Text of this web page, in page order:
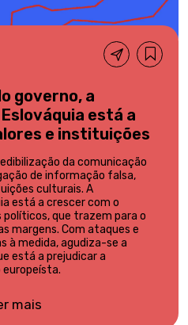
governo, a
está a
e instituições
da comunicação
de informação falsa,
culturais. A
está a crescer com o
que trazem para o
margens. Com ataques e
à medida, agudiza-se a
está a prejudicar a
mais